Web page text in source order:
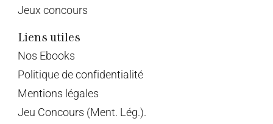
Jeux concours
Liens utiles
Nos Ebooks
Politique de confidentialité
Mentions légales
Jeu Concours (Ment. Lég.).